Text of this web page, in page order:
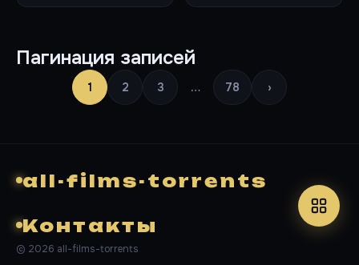
Пагинация записей
1 2 3 … 78 ›
all-films-torrents
Контакты
© 2026 all-films-torrents